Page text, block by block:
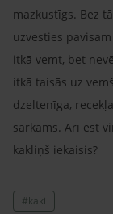
mazkustīgs. Bez
uzvesties
itkā vemt, bet
itkā taisās uz
dzeltenīga,
sarkams. Arī ēst
kakliņš iekaisis?
#kaki